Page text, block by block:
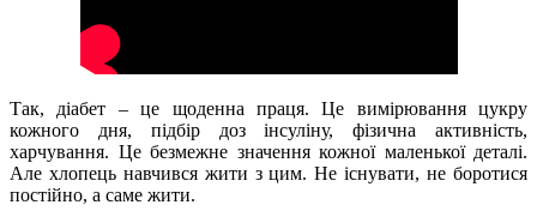
Так, діабет – це щоденна праця. Це вимірювання цукру
кожного дня, підбір доз інсуліну, фізична активність,
харчування. Це безмежне значення кожної маленької деталі.
Але хлопець навчився жити з цим. Не існувати, не боротися
постійно, а саме жити.⠀